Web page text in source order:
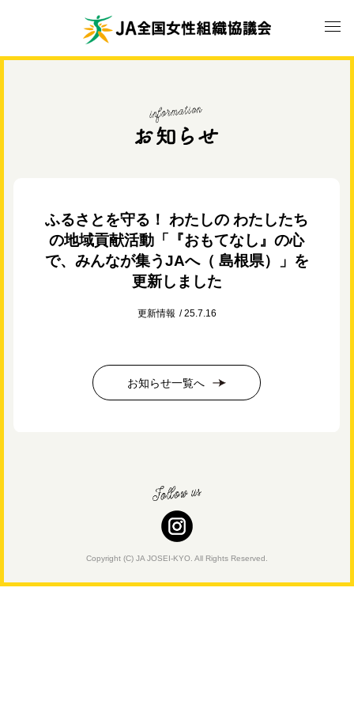
ふるさとを守る！ わたしの わたしたち
の地域貢献活動「『おもてなし』の心
で、みんなが集うJAへ（ 島根県）」を
更新しました
更新情報 25.7.16
お知らせ一覧へ
Copyright (C) JA JOSEI-KYO. All Rights Reserved.